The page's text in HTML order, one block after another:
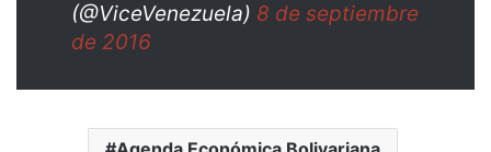
(@ViceVenezuela) 8 de septiembre
de 2016